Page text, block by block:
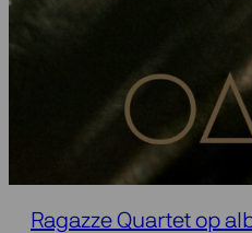
Ragazze Quartet op